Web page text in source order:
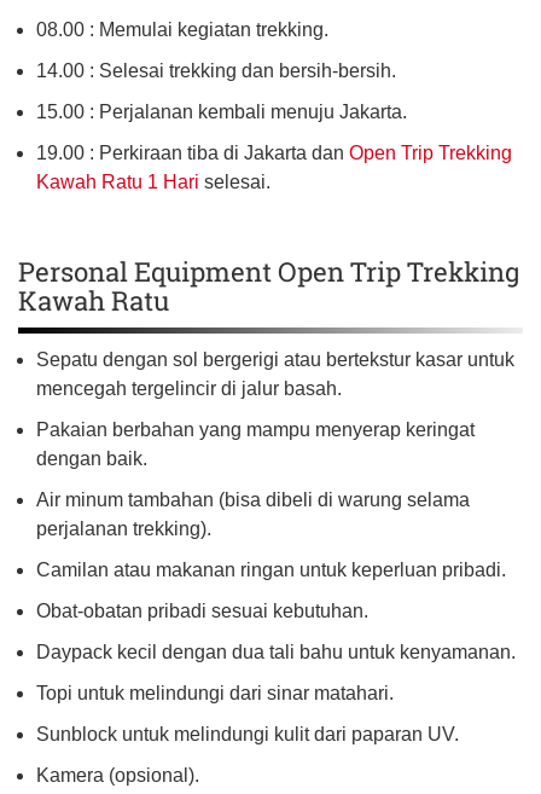
08.00 : Memulai kegiatan trekking.
14.00 : Selesai trekking dan bersih-bersih.
15.00 : Perjalanan kembali menuju Jakarta.
19.00 : Perkiraan tiba di Jakarta dan Open Trip Trekking
Kawah Ratu 1 Hari selesai.
Personal Equipment Open Trip Trekking
Kawah Ratu
Sepatu dengan sol bergerigi atau bertekstur kasar untuk
mencegah tergelincir di jalur basah.
Pakaian berbahan yang mampu menyerap keringat
dengan baik.
Air minum tambahan (bisa dibeli di warung selama
perjalanan trekking).
Camilan atau makanan ringan untuk keperluan pribadi.
Obat-obatan pribadi sesuai kebutuhan.
Daypack kecil dengan dua tali bahu untuk kenyamanan.
Topi untuk melindungi dari sinar matahari.
Sunblock untuk melindungi kulit dari paparan UV.
Kamera (opsional).